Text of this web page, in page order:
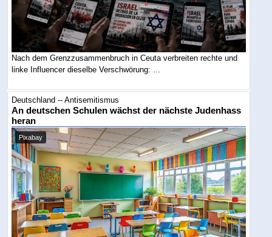
Nach dem Grenzzusammenbruch in Ceuta verbreiten rechte und
linke Influencer dieselbe Verschwörung: ...
Deutschland -- Antisemitismus
An deutschen Schulen wächst der nächste Judenhass
heran
Pixabay